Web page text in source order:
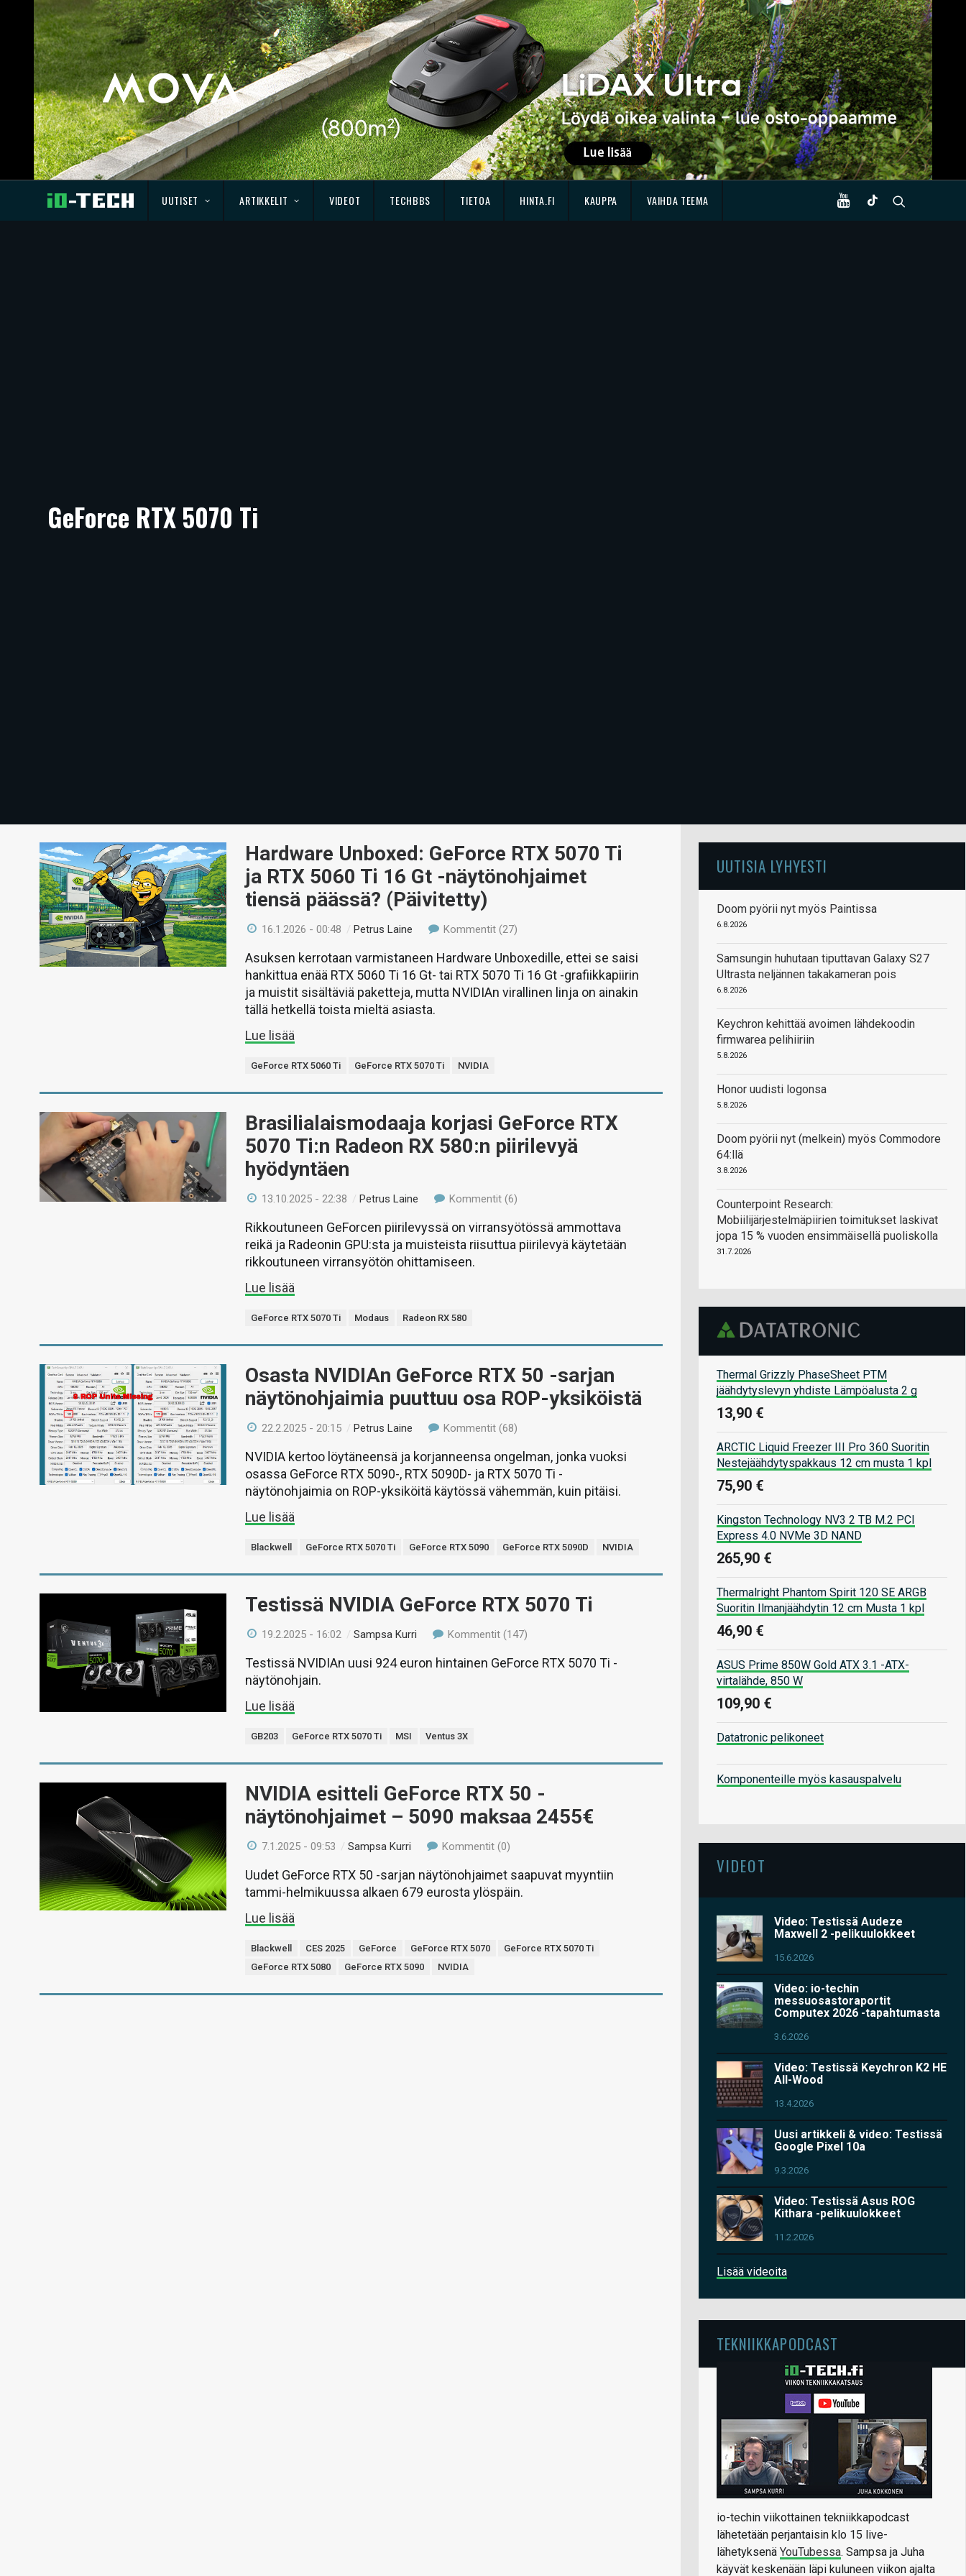
UUTISET ARTIKKELIT VIDEOT TECHBBS TIETOA HINTA.FI KAUPPA VAIHDA TEEMA
GeForce RTX 5070 Ti
Hardware Unboxed: GeForce RTX 5070 Ti
ja RTX 5060 Ti 16 Gt -näytönohjaimet
tiensä päässä? (Päivitetty)
16.1.2026 - 00:48 /Petrus Laine Kommentit (27)
Asuksen kerrotaan varmistaneen Hardware Unboxedille, ettei se saisi
hankittua enää RTX 5060 Ti 16 Gt- tai RTX 5070 Ti 16 Gt -grafiikkapiirin
ja muistit sisältäviä paketteja, mutta NVIDIAn virallinen linja on ainakin
tällä hetkellä toista mieltä asiasta.
Lue lisää
GeForce RTX 5060 Ti GeForce RTX 5070 Ti NVIDIA
Brasilialaismodaaja korjasi GeForce RTX
5070 Ti:n Radeon RX 580:n piirilevyä
hyödyntäen
13.10.2025 - 22:38 /Petrus Laine Kommentit (6)
Rikkoutuneen GeForcen piirilevyssä on virransyötössä ammottava
reikä ja Radeonin GPU:sta ja muisteista riisuttua piirilevyä käytetään
rikkoutuneen virransyötön ohittamiseen.
Lue lisää
GeForce RTX 5070 Ti Modaus Radeon RX 580
Osasta NVIDIAn GeForce RTX 50 -sarjan
näytönohjaimia puuttuu osa ROP-yksiköistä
22.2.2025 - 20:15 /Petrus Laine Kommentit (68)
NVIDIA kertoo löytäneensä ja korjanneensa ongelman, jonka vuoksi
osassa GeForce RTX 5090-, RTX 5090D- ja RTX 5070 Ti -
näytönohjaimia on ROP-yksiköitä käytössä vähemmän, kuin pitäisi.
Lue lisää
Blackwell GeForce RTX 5070 Ti GeForce RTX 5090 GeForce RTX 5090D NVIDIA
Testissä NVIDIA GeForce RTX 5070 Ti
19.2.2025 - 16:02 /Sampsa Kurri Kommentit (147)
Testissä NVIDIAn uusi 924 euron hintainen GeForce RTX 5070 Ti -
näytönohjain.
Lue lisää
GB203 GeForce RTX 5070 Ti MSI Ventus 3X
NVIDIA esitteli GeForce RTX 50 -
näytönohjaimet – 5090 maksaa 2455€
7.1.2025 - 09:53 /Sampsa Kurri Kommentit (0)
Uudet GeForce RTX 50 -sarjan näytönohjaimet saapuvat myyntiin
tammi-helmikuussa alkaen 679 eurosta ylöspäin.
Lue lisää
Blackwell CES 2025 GeForce GeForce RTX 5070
GeForce RTX 5070 Ti
GeForce RTX 5080
GeForce RTX 5090 NVIDIA
UUTISIA LYHYESTI
Doom pyörii nyt myös Paintissa
6.8.2026
Samsungin huhutaan tiputtavan Galaxy S27
Ultrasta neljännen takakameran pois
6.8.2026
Keychron kehittää avoimen lähdekoodin
firmwarea pelihiiriin
5.8.2026
Honor uudisti logonsa
5.8.2026
Doom pyörii nyt (melkein) myös Commodore
64:llä
3.8.2026
Counterpoint Research:
Mobiilijärjestelmäpiirien toimitukset laskivat
jopa 15 % vuoden ensimmäisellä puoliskolla
31.7.2026
Thermal Grizzly PhaseSheet PTM
jäähdytyslevyn yhdiste Lämpöalusta 2 g
13,90 €
ARCTIC Liquid Freezer III Pro 360 Suoritin
Nestejäähdytyspakkaus 12 cm musta 1 kpl
75,90 €
Kingston Technology NV3 2 TB M.2 PCI
Express 4.0 NVMe 3D NAND
265,90 €
Thermalright Phantom Spirit 120 SE ARGB
Suoritin Ilmanjäähdytin 12 cm Musta 1 kpl
46,90 €
ASUS Prime 850W Gold ATX 3.1 -ATX-
virtalähde, 850 W
109,90 €
Datatronic pelikoneet
Komponenteille myös kasauspalvelu
VIDEOT
Video: Testissä Audeze
Maxwell 2 -pelikuulokkeet
15.6.2026
Video: io-techin
messuosastoraportit
Computex 2026 -tapahtumasta
3.6.2026
Video: Testissä Keychron K2 HE
All-Wood
13.4.2026
Uusi artikkeli & video: Testissä
Google Pixel 10a
9.3.2026
Video: Testissä Asus ROG
Kithara -pelikuulokkeet
11.2.2026
Lisää videoita
TEKNIIKKAPODCAST
io-techin viikottainen tekniikkapodcast
lähetetään perjantaisin klo 15 live-
lähetyksenä YouTubessa. Sampsa ja Juha
käyvät keskenään läpi kuluneen viikon ajalta